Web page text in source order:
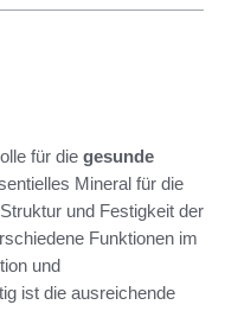
für die gesunde
Mineral für die
und Festigkeit der
Funktionen im
und
ist die ausreichende